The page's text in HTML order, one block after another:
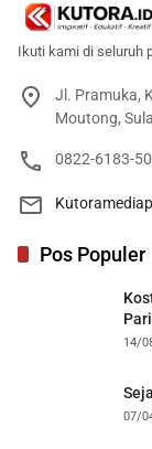
Ikuti kami di seluruh
Jl. Pramuka,
Moutong,
0822-6183-
Pos Populer
14/
07/